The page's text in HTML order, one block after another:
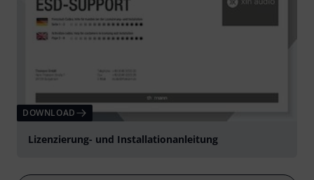
DOWNLOAD
Lizenzierung- und Installationanleitung